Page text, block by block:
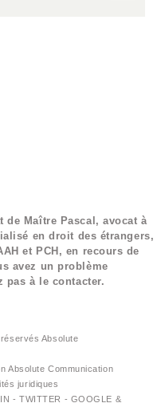
POUR LA VIE
DALO
INVALIDITE
INVALIDITE
D’INVALIDITE.
de Maître Pascal, avocat à
en droit des étrangers,
et PCH, en recours de
avez un problème
pas à le contacter.
Absolute
Absolute Communication
juridiques
- TWITTER - GOOGLE &